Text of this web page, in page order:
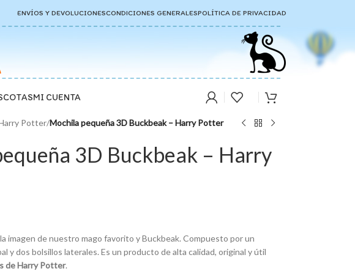
ENVÍOS Y DEVOLUCIONESCONDICIONES GENERALESPOLÍTICA DE PRIVACIDAD
MI CUENTA
Potter/Mochila pequeña 3D Buckbeak – Harry Potter
3D Buckbeak – Harry
imagen de nuestro mago favorito y Buckbeak. Compuesto por un
y dos bolsillos laterales. Es un producto de alta calidad, original y útil
de Harry Potter.